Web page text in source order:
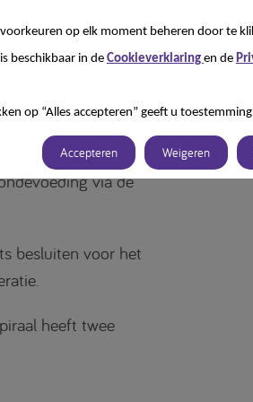
via de
besluiten voor het
heeft twee
op elk moment beheren door te
beschikbaar in de Cookieverklaring en de
op “Alles accepteren” geeft u
Accepteren Weigeren